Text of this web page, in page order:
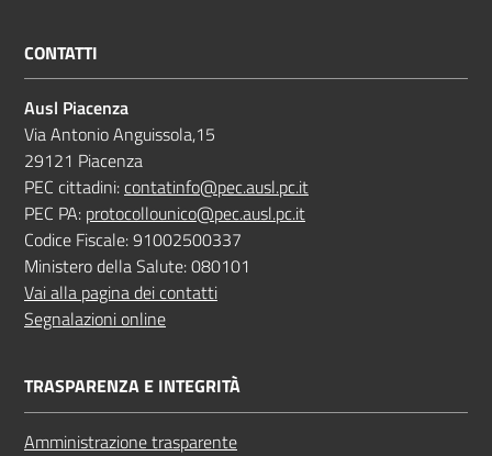
CONTATTI
Ausl Piacenza
Via Antonio Anguissola,15
29121 Piacenza
PEC cittadini:contatinfo@pec.ausl.pc.it
PEC PA: protocollounico@pec.ausl.pc.it
Codice Fiscale: 91002500337
Ministero della Salute: 080101
Vai alla pagina dei contatti
Segnalazioni online
TRASPARENZA E INTEGRITÀ
Amministrazione trasparente